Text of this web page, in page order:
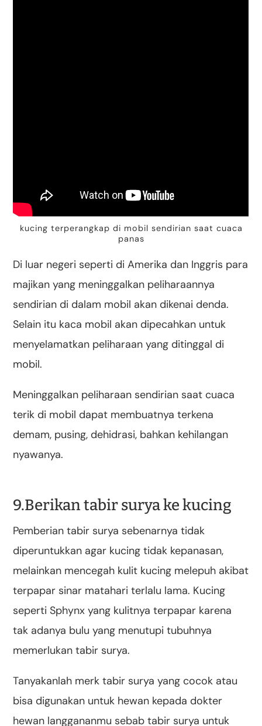
kucing terperangkap di mobil sendirian saat cuaca
panas
Di luar negeri seperti di Amerika dan Inggris para
majikan yang meninggalkan peliharaannya
sendirian di dalam mobil akan dikenai denda.
Selain itu kaca mobil akan dipecahkan untuk
menyelamatkan peliharaan yang ditinggal di
mobil.
Meninggalkan peliharaan sendirian saat cuaca
terik di mobil dapat membuatnya terkena
demam, pusing, dehidrasi, bahkan kehilangan
nyawanya.
9.Berikan tabir surya ke kucing
Pemberian tabir surya sebenarnya tidak
diperuntukkan agar kucing tidak kepanasan,
melainkan mencegah kulit kucing melepuh akibat
terpapar sinar matahari terlalu lama. Kucing
seperti Sphynx yang kulitnya terpapar karena
tak adanya bulu yang menutupi tubuhnya
memerlukan tabir surya.
Tanyakanlah merk tabir surya yang cocok atau
bisa digunakan untuk hewan kepada dokter
hewan langgananmu sebab tabir surya untuk